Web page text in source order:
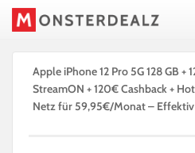
Apple iPhone 12 Pro 5G 128 GB +
StreamON + 120€ Cashback +
Netz für 59,95€/Monat –